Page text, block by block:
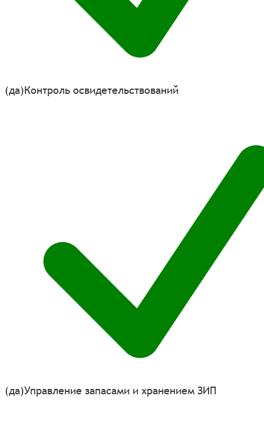
(да)Контроль освидетельствований
(да)Управление запасами и хранением ЗИП